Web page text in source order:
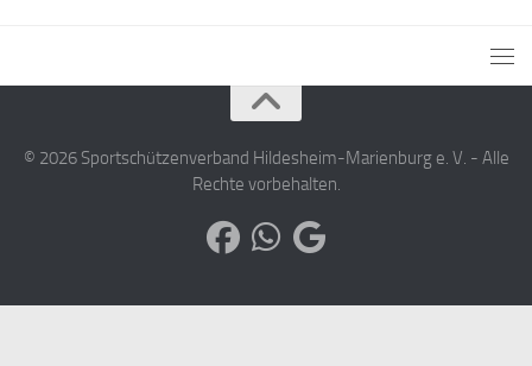
© 2026 Sportschützenverband Hildesheim-Marienburg e. V. - Alle
Rechte vorbehalten.